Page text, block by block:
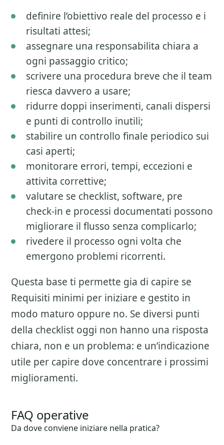
definire l’obiettivo reale del processo e i
risultati attesi;
assegnare una responsabilita chiara a
ogni passaggio critico;
scrivere una procedura breve che il team
riesca davvero a usare;
ridurre doppi inserimenti, canali dispersi
e punti di controllo inutili;
stabilire un controllo finale periodico sui
casi aperti;
monitorare errori, tempi, eccezioni e
attivita correttive;
valutare se checklist, software, pre
check-in e processi documentati possono
migliorare il flusso senza complicarlo;
rivedere il processo ogni volta che
emergono problemi ricorrenti.
Questa base ti permette gia di capire se
Requisiti minimi per iniziare e gestito in
modo maturo oppure no. Se diversi punti
della checklist oggi non hanno una risposta
chiara, non e un problema: e un’indicazione
utile per capire dove concentrare i prossimi
miglioramenti.
FAQ operative
Da dove conviene iniziare nella pratica?